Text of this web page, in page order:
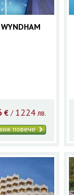
€ / 1224 лв.
повече